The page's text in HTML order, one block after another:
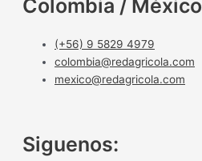
Colombia / México
(+56) 9 5829 4979
colombia@redagricola.com
mexico@redagricola.com
Siguenos: